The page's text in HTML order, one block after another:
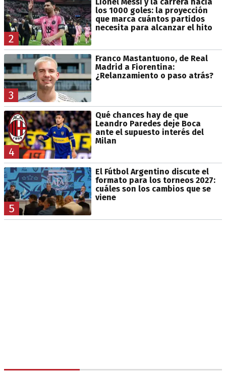
2
los 1000 goles: la proyección
que marca cuántos partidos
necesita para alcanzar el hito
3
Franco Mastantuono, de Real
Madrid a Fiorentina:
¿Relanzamiento o paso atrás?
4
Qué chances hay de que
Leandro Paredes deje Boca
ante el supuesto interés del
Milan
5
El Fútbol Argentino discute el
formato para los torneos 2027:
cuáles son los cambios que se
viene